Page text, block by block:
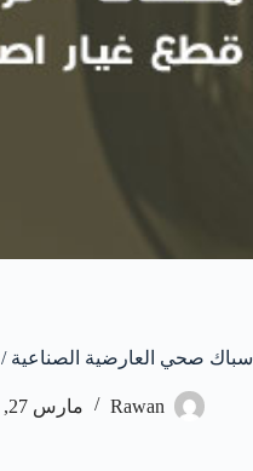
سباك صحي العارضية الصناعية / 99009522 / فني صحي بالعارضية الصناعية
Rawan مارس 27, 2021